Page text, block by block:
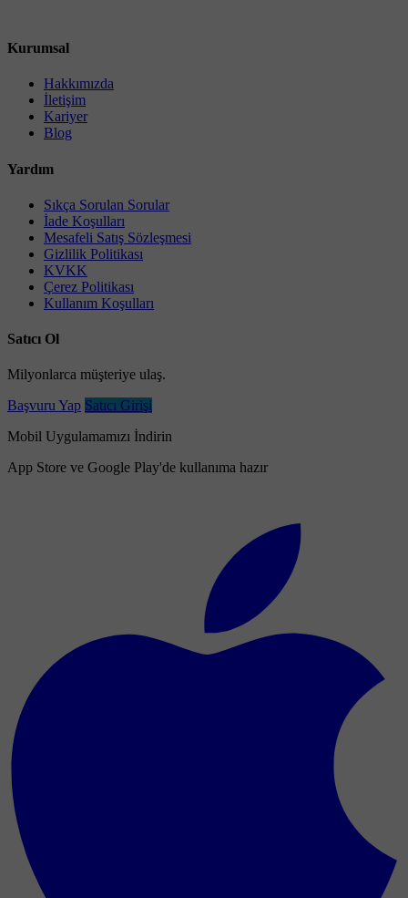
Kurumsal
Hakkımızda
İletişim
Kariyer
Blog
Yardım
Sıkça Sorulan Sorular
İade Koşulları
Mesafeli Satış Sözleşmesi
Gizlilik Politikası
KVKK
Çerez Politikası
Kullanım Koşulları
Satıcı Ol
Milyonlarca müşteriye ulaş.
Başvuru Yap Satıcı Girişi
Mobil Uygulamamızı İndirin
App Store ve Google Play'de kullanıma hazır